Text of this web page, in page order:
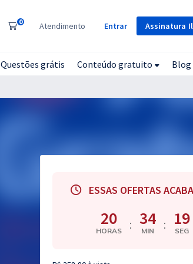
Assinatura
0 Atendimento Entrar
Questões grátis Conteúdo gratuito Blog
ESSAS OFERTAS
20
HORAS : 34
MIN : 18
SEG